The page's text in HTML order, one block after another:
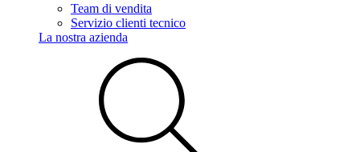
Team di vendita
Servizio clienti tecnico
La nostra azienda